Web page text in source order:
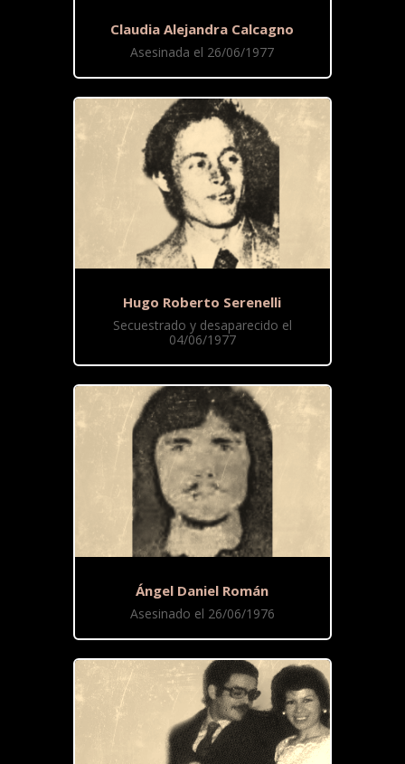
Claudia Alejandra Calcagno
Asesinada el 26/06/1977
Hugo Roberto Serenelli
Secuestrado y desaparecido el
04/06/1977
Ángel Daniel Román
Asesinado el 26/06/1976